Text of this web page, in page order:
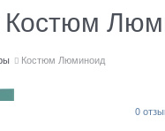
Костюм Люминоид
0